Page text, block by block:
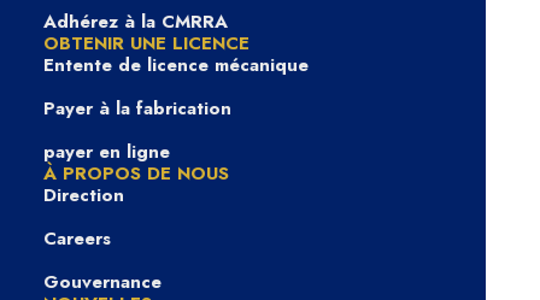
Adhérez à la CMRRA
OBTENIR UNE LICENCE
Entente de licence mécanique
Payer à la fabrication
payer en ligne
À PROPOS DE NOUS
Direction
Careers
Gouvernance